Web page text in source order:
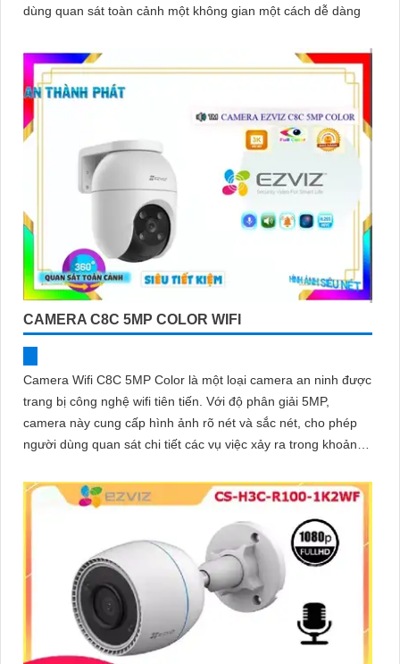
dùng quan sát toàn cảnh một không gian một cách dễ dàng
CAMERA C8C 5MP COLOR WIFI
Camera Wifi C8C 5MP Color là một loại camera an ninh được
trang bị công nghệ wifi tiên tiến. Với độ phân giải 5MP,
camera này cung cấp hình ảnh rõ nét và sắc nét, cho phép
người dùng quan sát chi tiết các vụ việc xảy ra trong khoảng